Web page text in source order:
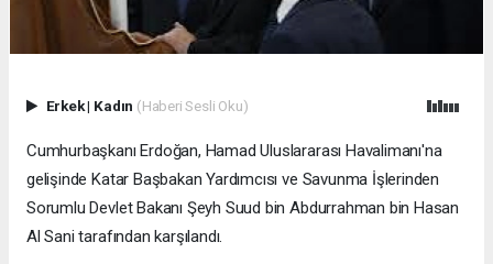
Erkek| Kadın (Haberi Sesli Oku)
Cumhurbaşkanı Erdoğan, Hamad Uluslararası Havalimanı'na
gelişinde Katar Başbakan Yardımcısı ve Savunma İşlerinden
Sorumlu Devlet Bakanı Şeyh Suud bin Abdurrahman bin Hasan
Al Sani tarafından karşılandı.